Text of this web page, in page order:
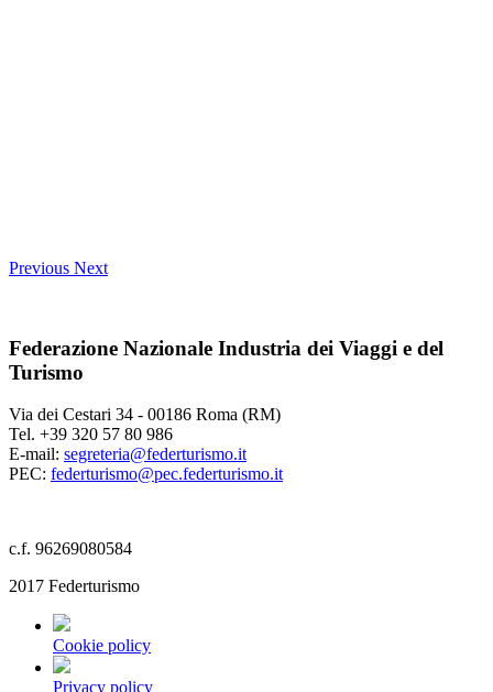
Previous Next
Federazione Nazionale Industria dei Viaggi e del
Turismo
Via dei Cestari 34 - 00186 Roma (RM)
Tel. +39 320 57 80 986
E-mail: segreteria@federturismo.it
PEC: federturismo@pec.federturismo.it
c.f. 96269080584
2017 Federturismo
Cookie policy
Privacy policy